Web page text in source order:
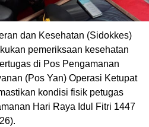
dan Kesehatan (Sidokkes)
pemeriksaan kesehatan
di Pos Pengamanan
(Pos Yan) Operasi Ketupat
kondisi fisik petugas
Hari Raya Idul Fitri 1447